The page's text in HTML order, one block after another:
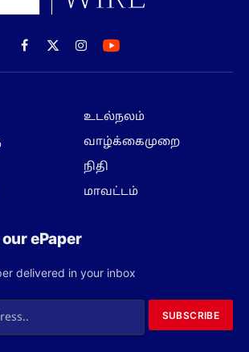
Facebook
X
(Twitter)
Instagram
உடல்நலம்
வாழ்க்கைமுறை
நிதி
மாவட்டம்
ePaper
delivered in your inbox
SUBSCRIBE